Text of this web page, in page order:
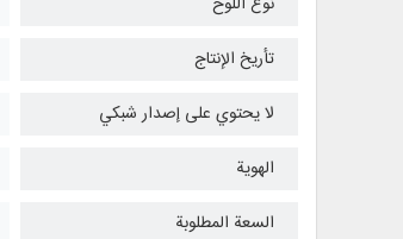
تأريخ الإنتاج
لا يحتوي على إصدار شبكي
الهوية
السعة المطلوبة